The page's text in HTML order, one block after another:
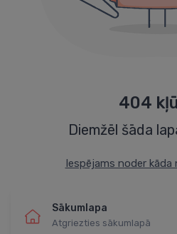
404
Diemžēl šāda
Iespējams noder kāda
Sākumlapa
Atgriezties sākumlapā